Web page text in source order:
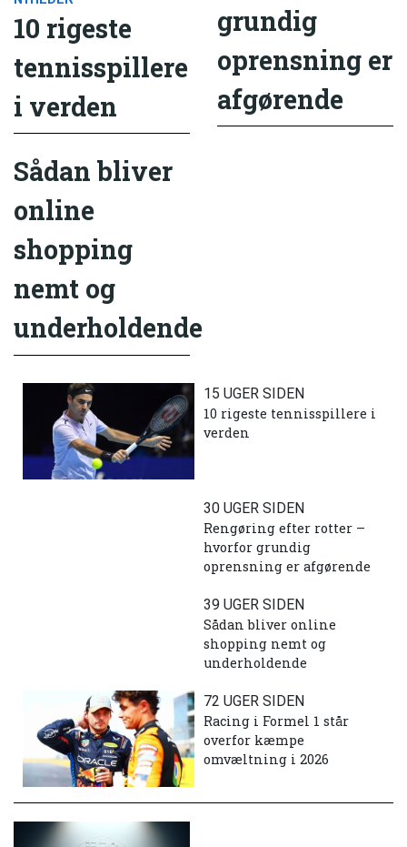
10 rigeste
tennisspillere
i verden
grundig
oprensning er
afgørende
Sådan bliver
online
shopping
nemt og
underholdende
15 UGER SIDEN
10 rigeste tennisspillere i
verden
30 UGER SIDEN
Rengøring efter rotter –
hvorfor grundig
oprensning er afgørende
39 UGER SIDEN
Sådan bliver online
shopping nemt og
underholdende
72 UGER SIDEN
Racing i Formel 1 står
overfor kæmpe
omvæltning i 2026